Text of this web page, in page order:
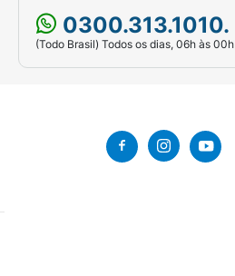
0300.313.1010.
(Todo Brasil) Todos os dias, 06h às 00h